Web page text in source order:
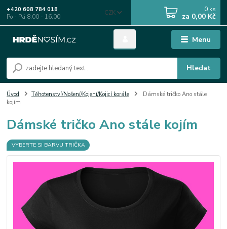
Menu
CZK
Hledat
+420 608 784 018
Po - Pá 8.00 - 16.00
0 ks
za 0,00 Kč
Úvod Těhotenství/Nošení/Kojení/Kojicí korále
Dámské tričko Ano stále
kojím
Dámské tričko Ano stále kojím
VYBERTE SI BARVU TRIČKA